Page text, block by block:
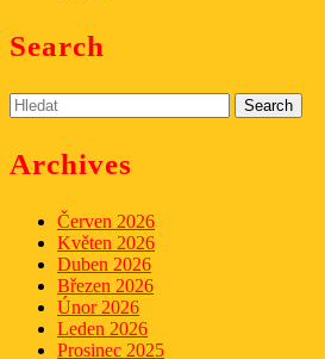
Search
Search
for:
Archives
Červen 2026
Květen 2026
Duben 2026
Březen 2026
Únor 2026
Leden 2026
Prosinec 2025